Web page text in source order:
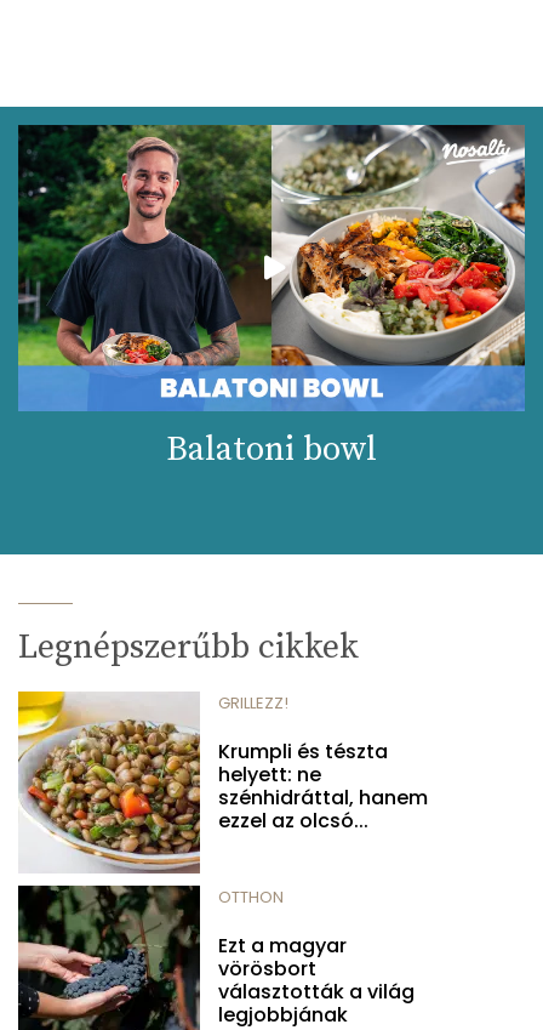
Balatoni bowl
Legnépszerűbb cikkek
GRILLEZZ!
Krumpli és tészta
helyett: ne
szénhidráttal, hanem
ezzel az olcsó...
OTTHON
Ezt a magyar
vörösbort
választották a világ
legjobbjának